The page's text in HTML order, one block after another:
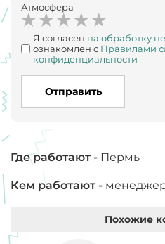
Атмосфера
Я согласен на обработку
ознакомлен с Правилами
конфиденциальности
Отправить
Где работают - Пермь
Кем работают -
Похожие